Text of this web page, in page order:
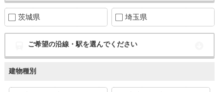
茨城県 埼玉県
ご希望の沿線・駅を選んでください
建物種別